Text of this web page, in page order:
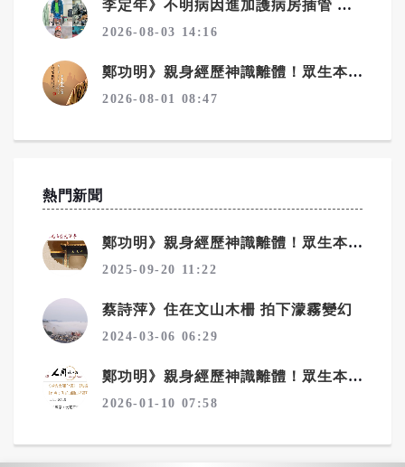
李定年》不明病因進加護病房插管 靠馬拉松精神從鬼門關返回
2026-08-03 14:16
鄭功明》親身經歷神識離體！眾生本來是佛——宇宙真相在念佛中顯現10——念佛驚覺：原來佛性從未離開你
2026-08-01 08:47
熱門新聞
鄭功明》親身經歷神識離體！眾生本來是佛——宇宙真相在念佛中顯現4——回家：一場淚水與花開的覺醒之旅
2025-09-20 11:22
蔡詩萍》住在文山木柵 拍下濛霧變幻
2024-03-06 06:29
鄭功明》親身經歷神識離體！眾生本來是佛——宇宙真相在念佛中顯現6——夢境層層疊：心性本源，圓證常寂光
2026-01-10 07:58